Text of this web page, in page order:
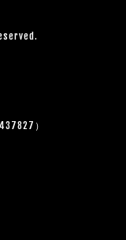
）